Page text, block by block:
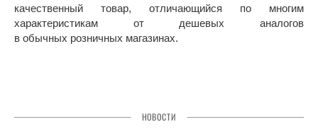
качественный товар, отличающийся по многим
характеристикам от дешевых аналогов
в обычных розничных магазинах.
НОВОСТИ